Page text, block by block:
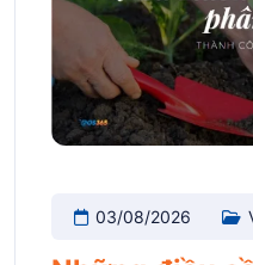
03/08/2026